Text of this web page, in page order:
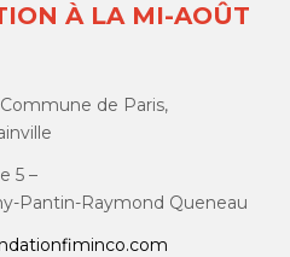
À LA MI-AOÛT
de Paris,
5 –
Pantin-Raymond Queneau